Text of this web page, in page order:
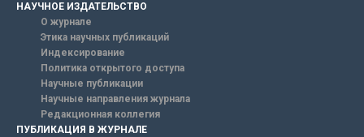
НАУЧНОЕ ИЗДАТЕЛЬСТВО
О журнале
Этика научных публикаций
Индексирование
Политика открытого доступа
Научные публикации
Научные направления журнала
Редакционная коллегия
ПУБЛИКАЦИЯ В ЖУРНАЛЕ